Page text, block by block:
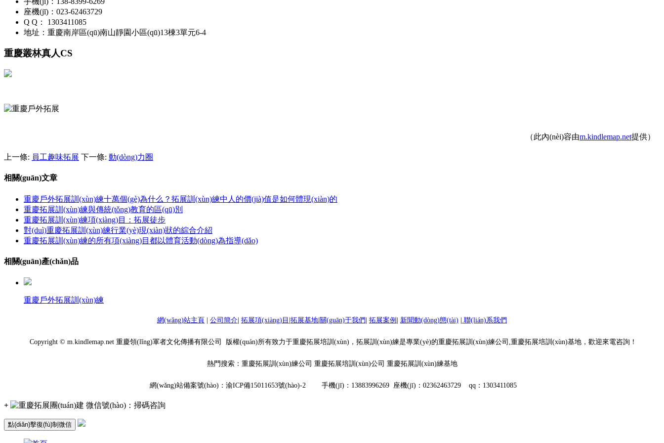
座機(jī)：023-62463729
Q Q： 1303411085
地址：重慶南岸區(qū)南山靜園小區(qū)13棟3單元6-4
重慶叢林真人CS
（此內(nèi)容由m.kindlemap.net提供）
上一條: 員工趣味拓展 下一條: 動(dòng)力圈
相關(guān)文章
重慶戶外拓展訓(xùn)練十萬個(gè)為什么？拓展訓(xùn)練中人的價(jià)值是如何體現(xiàn)的
重慶拓展訓(xùn)練與傳統(tǒng)教育的區(qū)別
重慶拓展訓(xùn)練項(xiàng)目：拓展徒步
對(duì)重慶拓展訓(xùn)練行業(yè)現(xiàn)狀的綜合介紹
重慶拓展訓(xùn)練的所有項(xiàng)目都以體育活動(dòng)為指導(dǎo)
相關(guān)產(chǎn)品
重慶戶外拓展訓(xùn)練
網(wǎng)站主頁 公司簡介 拓展項(xiàng)目 拓展基地 關(guān)于我們 拓展案例 新聞動(dòng)態(tài) 聯(lián)系我們
Copyright © m.kindlemap.net 重慶領(lǐng)軍者文化傳播有限公司 版權(quán)所有致力于重慶拓展培訓(xùn)，拓展訓(xùn)練是專業(yè)的重慶拓展訓(xùn)練公司,重慶拓展培訓(xùn)基地，歡迎來電咨詢！
熱門搜索：重慶拓展訓(xùn)練公司 重慶拓展培訓(xùn)公司 重慶拓展訓(xùn)練基地
網(wǎng)站備案號(hào)： 渝ICP備15011653號(hào)-2手機(jī)：13883996269 座機(jī)：02362463729 qq：1303411085
+ 微信號(hào)： 掃碼咨詢
點(diǎn)擊復(fù)制微信